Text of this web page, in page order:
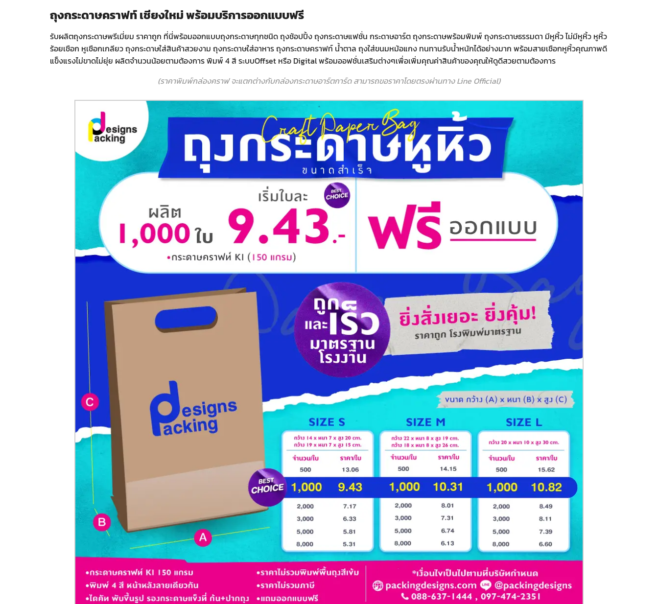
ถุงกระดาษคราฟท์ เชียงใหม่ พร้อมบริการออกแบบฟรี
รับผลิตถุงกระดาษพรีเมี่ยม ราคาถูก ที่นี่พร้อมออกแบบถุงกระดาษทุกชนิด ถุงช้อปปิ้ง ถุงกระดาษแฟชั่น กระดาษอาร์ต ถุงกระดาษพร้อมพิมพ์ ถุงกระดาษธรรมดา มีหูหิ้ว ไม่มีหูหิ้ว หูหิ้ว
ร้อยเชือก หูเชือกเกลียว ถุงกระดาษใส่สินค้าสวยงาม ถุงกระดาษใส่อาหาร ถุงกระดาษคราฟท์ น้ำตาล ถุงใส่ขนมหม้อแกง ทนทานรับน้ำหนักได้อย่างมาก พร้อมสายเชือกหูหิ้วคุณภาพดี
แข็งแรงไม่ขาดไม่ยุ่ย ผลิตจำนวนน้อยตามต้องการ พิมพ์ 4 สี ระบบOffset หรือ Digital พร้อมออฟชั่นเสริมต่างๆเพื่อเพิ่มคุณค่าสินค้าของคุณให้ดูดีสวยตามต้องการ
(ราคาพิมพ์กล่องคราฟ จะแตกต่างกับกล่องกระดาษอาร์ตการ์ด สามารถขอราคาโดยตรงผ่านทาง Line Official)